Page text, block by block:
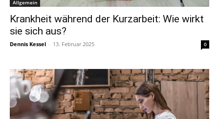
Allgemein
Krankheit während der Kurzarbeit: Wie wirkt
sie sich aus?
Dennis Kessel - 13. Februar 2025 0